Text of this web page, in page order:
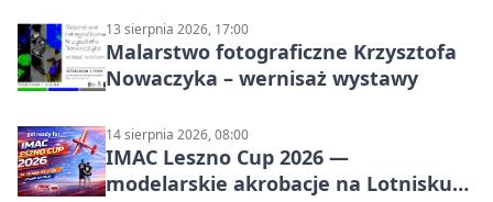
13 sierpnia 2026, 17:00
Malarstwo fotograficzne Krzysztofa
Nowaczyka – wernisaż wystawy
14 sierpnia 2026, 08:00
IMAC Leszno Cup 2026 —
modelarskie akrobacje na Lotnisku